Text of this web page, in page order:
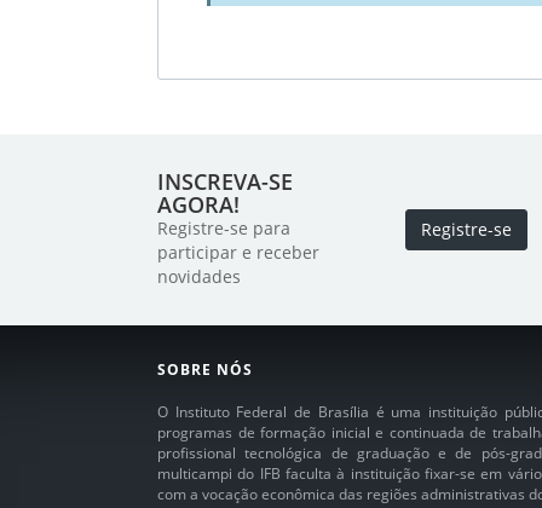
INSCREVA-SE
AGORA!
Registre-se para
participar e receber
novidades
Registre-se
SOBRE NÓS
O Instituto Federal de Brasília é uma instituição
programas de formação inicial e continuada de
profissional tecnológica de graduação e de pós-
multicampi do IFB faculta à instituição fixar-se em
com a vocação econômica das regiões administrativas